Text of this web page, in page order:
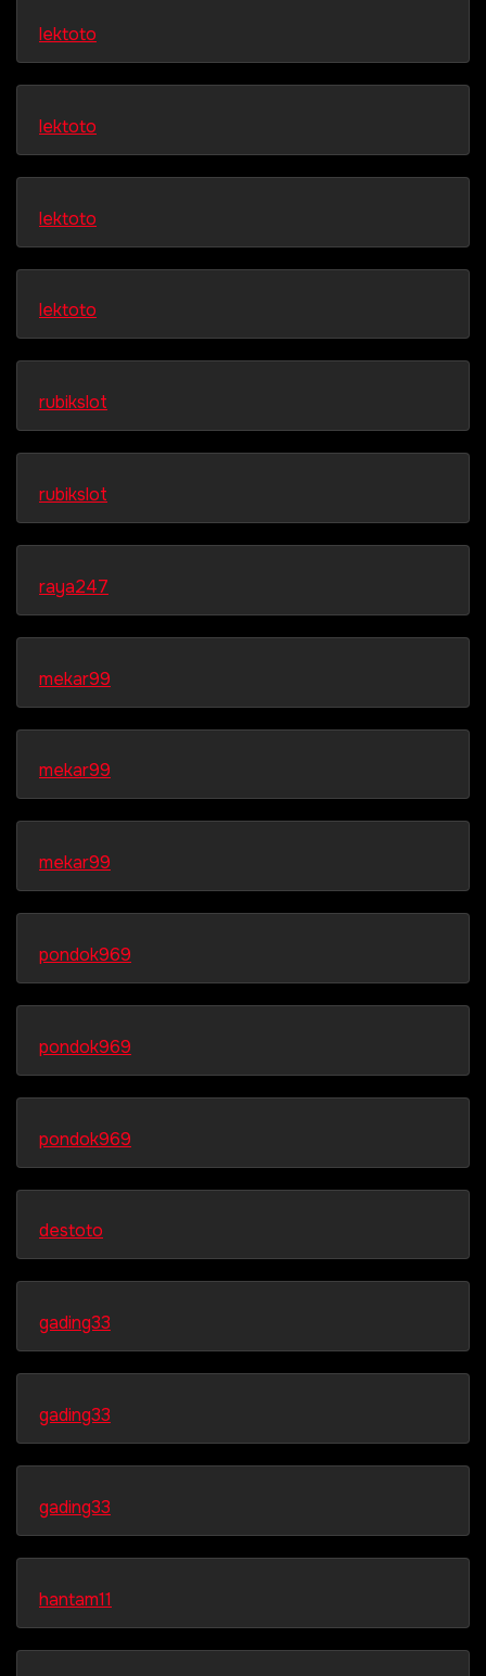
lektoto
lektoto
lektoto
lektoto
rubikslot
rubikslot
raya247
mekar99
mekar99
mekar99
pondok969
pondok969
pondok969
destoto
gading33
gading33
gading33
hantam11